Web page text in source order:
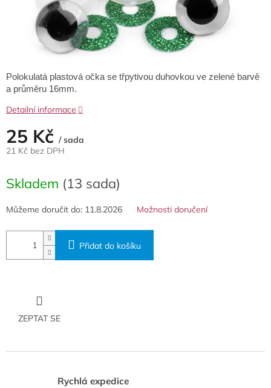
25 Kč / sada
21 Kč bez DPH
cena:
Skladem (13 sada)
Můžeme doručit do: 11.8.2026 Možnosti doručení
Přidat do košíku
Polokulatá plastová očka se třpytivou duhovkou ve zelené barvě
a průměru 16mm.
Detailní informace
ZEPTAT SE
Rychlá expedice